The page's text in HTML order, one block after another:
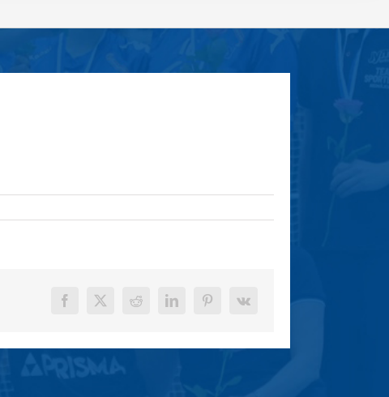
Facebook
X Reddit LinkedInPinterest
Vk